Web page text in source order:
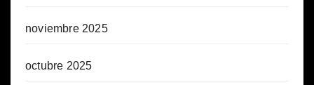
noviembre 2025
octubre 2025